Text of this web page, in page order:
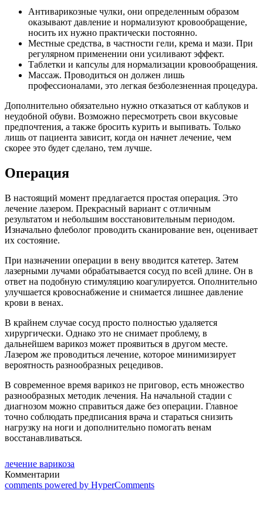
Антиварикозные чулки, они определенным образом
оказывают давление и нормализуют кровообращение,
носить их нужно практически постоянно.
Местные средства, в частности гели, крема и мази. При
регулярном применении они усиливают эффект.
Таблетки и капсулы для нормализации кровообращения.
Массаж. Проводиться он должен лишь
профессионалами, это легкая безболезненная процедура.
Дополнительно обязательно нужно отказаться от каблуков и
неудобной обуви. Возможно пересмотреть свои вкусовые
предпочтения, а также бросить курить и выпивать. Только
лишь от пациента зависит, когда он начнет лечение, чем
скорее это будет сделано, тем лучше.
Операция
В настоящий момент предлагается простая операция. Это
лечение лазером. Прекрасный вариант с отличным
результатом и небольшим восстановительным периодом.
Изначально флеболог проводить сканирование вен, оценивает
их состояние.
При назначении операции в вену вводится катетер. Затем
лазерными лучами обрабатывается сосуд по всей длине. Он в
ответ на подобную стимуляцию коагулируется. Ополнительно
улучшается кровоснабжение и снимается лишнее давление
крови в венах.
В крайнем случае сосуд просто полностью удаляется
хирургически. Однако это не снимает проблему, в
дальнейшем варикоз может проявиться в другом месте.
Лазером же проводиться лечение, которое минимизирует
вероятность разнообразных рецедивов.
В современное время варикоз не приговор, есть множество
разнообразных методик лечения. На начальной стадии с
диагнозом можно справиться даже без операции. Главное
точно соблюдать предписания врача и стараться снизить
нагрузку на ноги и дополнительно помогать венам
восстанавливаться.
лечение варикоза
Комментарии
comments powered by HyperComments